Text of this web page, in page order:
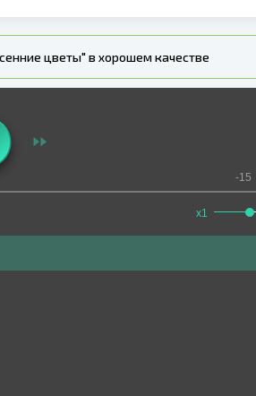
цветы" в хорошем качестве
x1
-15